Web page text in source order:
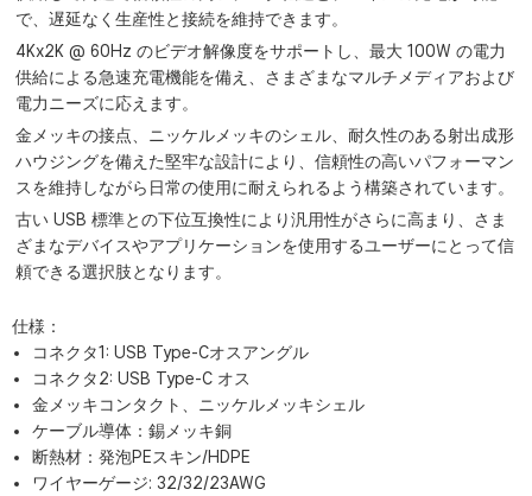
で、遅延なく生産性と接続を維持できます。
4Kx2K @ 60Hz のビデオ解像度をサポートし、最大 100W の電力
供給による急速充電機能を備え、さまざまなマルチメディアおよび
電力ニーズに応えます。
金メッキの接点、ニッケルメッキのシェル、耐久性のある射出成形
ハウジングを備えた堅牢な設計により、信頼性の高いパフォーマン
スを維持しながら日常の使用に耐えられるよう構築されています。
古い USB 標準との下位互換性により汎用性がさらに高まり、さま
ざまなデバイスやアプリケーションを使用するユーザーにとって信
頼できる選択肢となります。
仕様：
コネクタ1: USB Type-Cオスアングル
コネクタ2: USB Type-C オス
金メッキコンタクト、ニッケルメッキシェル
ケーブル導体：錫メッキ銅
断熱材：発泡PEスキン/HDPE
ワイヤーゲージ: 32/32/23AWG